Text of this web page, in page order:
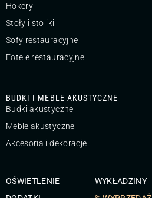
Hokery
Stoły i stoliki
Sofy restauracyjne
Fotele restauracyjne
BUDKI I MEBLE AKUSTYCZNE
Budki akustyczne
Meble akustyczne
Akcesoria i dekoracje
OŚWIETLENIE
WYKŁADZINY